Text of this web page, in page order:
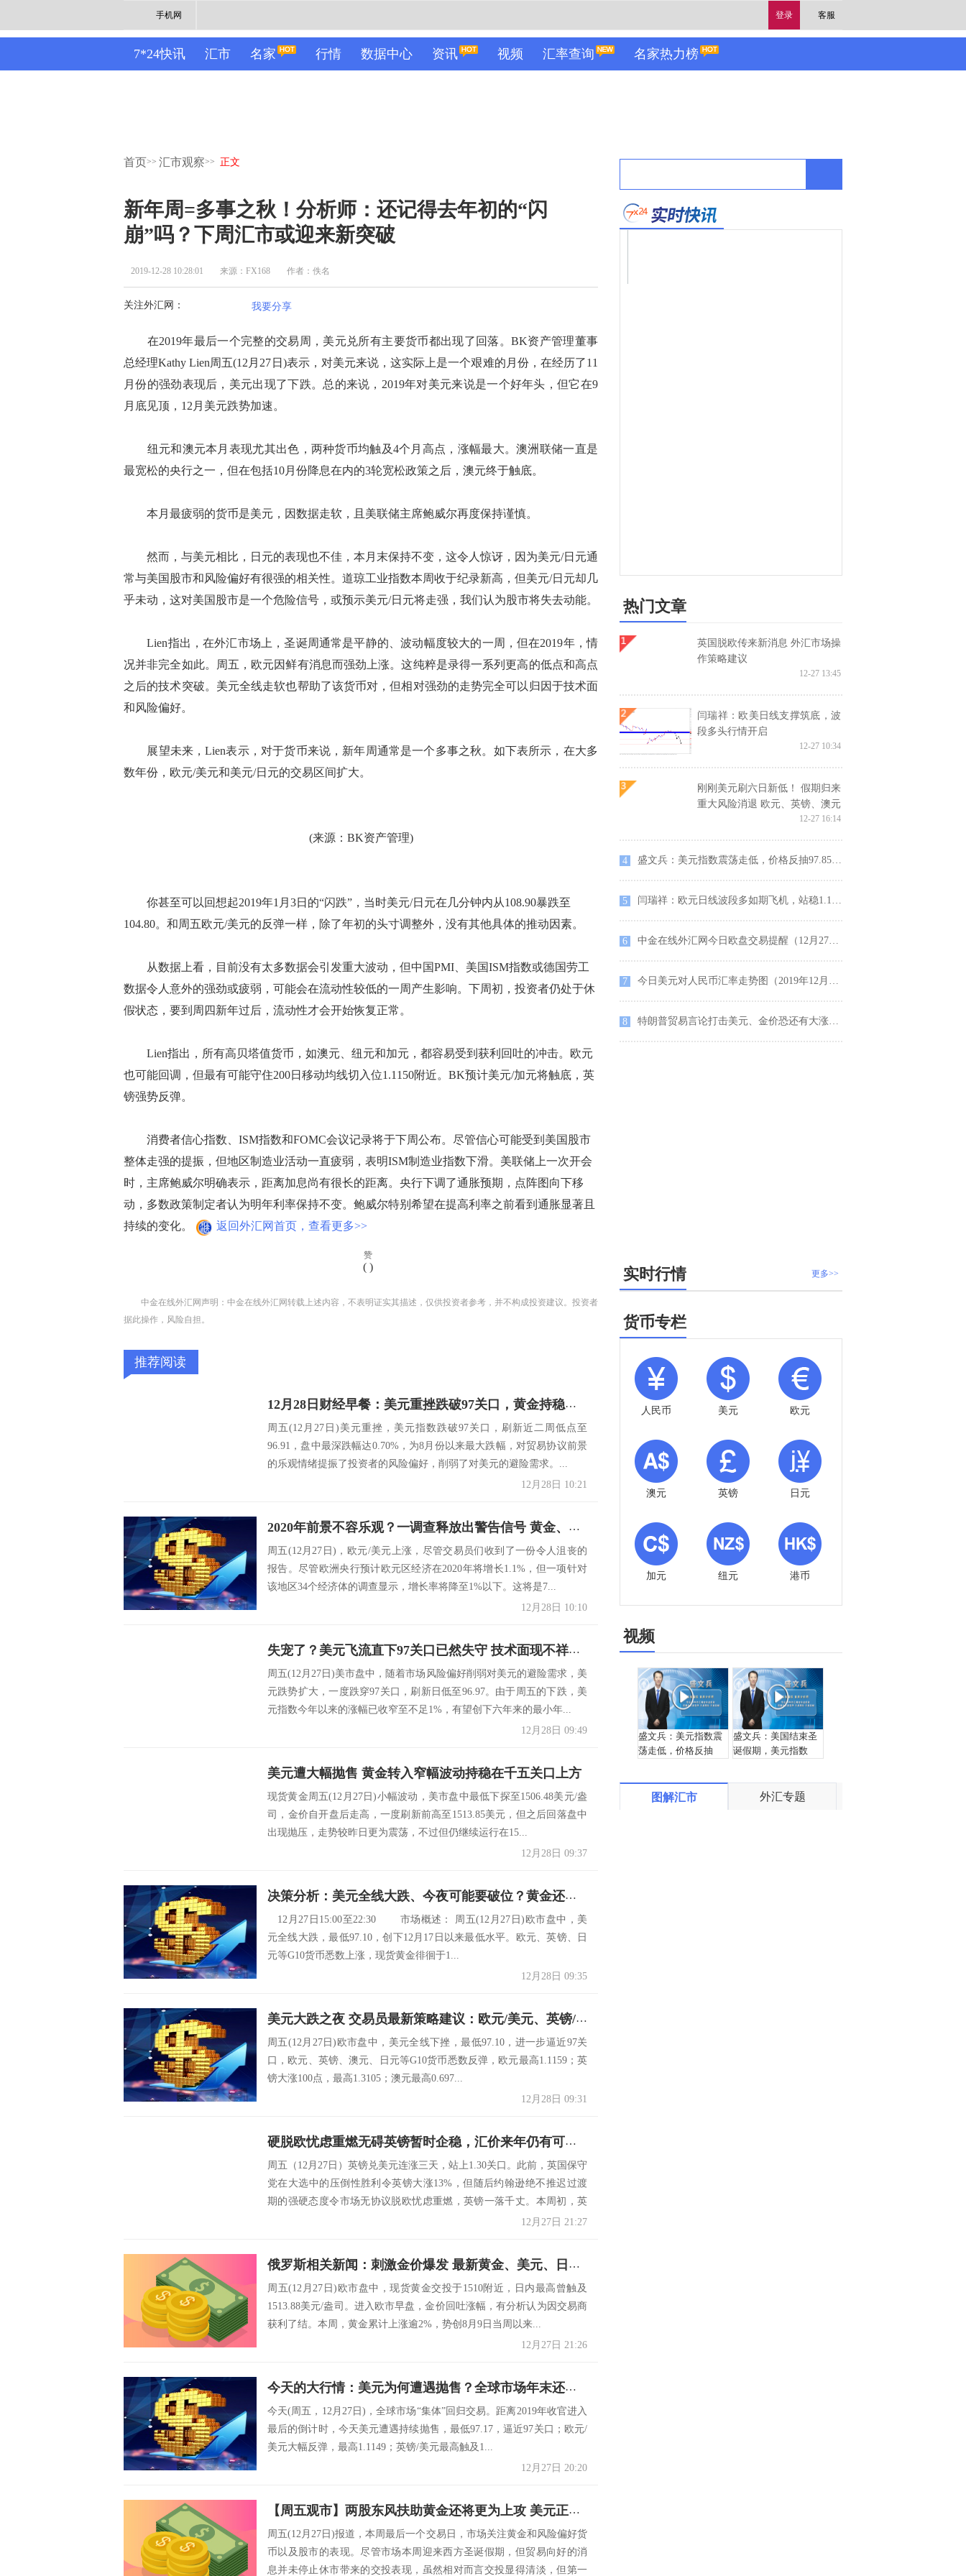
登录 客服
手机网
7*24快讯 汇市 名家 行情 数据中心 资讯 视频 汇率查询 名家热力榜
首页>> 汇市观察>> 正文
新年周=多事之秋！分析师：还记得去年初的“闪
崩”吗？下周汇市或迎来新突破
2019-12-28 10:28:01 来源：FX168 作者：佚名
关注外汇网： 我要分享
在2019年最后一个完整的交易周，美元兑所有主要货币都出现了回落。BK资产管理董事
总经理Kathy Lien周五(12月27日)表示，对美元来说，这实际上是一个艰难的月份，在经历了11
月份的强劲表现后，美元出现了下跌。总的来说，2019年对美元来说是一个好年头，但它在9
月底见顶，12月美元跌势加速。
纽元和澳元本月表现尤其出色，两种货币均触及4个月高点，涨幅最大。澳洲联储一直是
最宽松的央行之一，但在包括10月份降息在内的3轮宽松政策之后，澳元终于触底。
本月最疲弱的货币是美元，因数据走软，且美联储主席鲍威尔再度保持谨慎。
然而，与美元相比，日元的表现也不佳，本月末保持不变，这令人惊讶，因为美元/日元通
常与美国股市和风险偏好有很强的相关性。道琼工业指数本周收于纪录新高，但美元/日元却几
乎未动，这对美国股市是一个危险信号，或预示美元/日元将走强，我们认为股市将失去动能。
Lien指出，在外汇市场上，圣诞周通常是平静的、波动幅度较大的一周，但在2019年，情
况并非完全如此。周五，欧元因鲜有消息而强劲上涨。这纯粹是录得一系列更高的低点和高点
之后的技术突破。美元全线走软也帮助了该货币对，但相对强劲的走势完全可以归因于技术面
和风险偏好。
展望未来，Lien表示，对于货币来说，新年周通常是一个多事之秋。如下表所示，在大多
数年份，欧元/美元和美元/日元的交易区间扩大。
(来源：BK资产管理)
你甚至可以回想起2019年1月3日的“闪跌”，当时美元/日元在几分钟内从108.90暴跌至
104.80。和周五欧元/美元的反弹一样，除了年初的头寸调整外，没有其他具体的推动因素。
从数据上看，目前没有太多数据会引发重大波动，但中国PMI、美国ISM指数或德国劳工
数据令人意外的强劲或疲弱，可能会在流动性较低的一周产生影响。下周初，投资者仍处于休
假状态，要到周四新年过后，流动性才会开始恢复正常。
Lien指出，所有高贝塔值货币，如澳元、纽元和加元，都容易受到获利回吐的冲击。欧元
也可能回调，但最有可能守住200日移动均线切入位1.1150附近。BK预计美元/加元将触底，英
镑强势反弹。
消费者信心指数、ISM指数和FOMC会议记录将于下周公布。尽管信心可能受到美国股市
整体走强的提振，但地区制造业活动一直疲弱，表明ISM制造业指数下滑。美联储上一次开会
时，主席鲍威尔明确表示，距离加息尚有很长的距离。央行下调了通胀预期，点阵图向下移
动，多数政策制定者认为明年利率保持不变。鲍威尔特别希望在提高利率之前看到通胀显著且
持续的变化。
返回外汇网首页，查看更多>>
赞
( )
中金在线外汇网声明：中金在线外汇网转载上述内容，不表明证实其描述，仅供投资者参考，并不构成投资建议。投资者
据此操作，风险自担。
推荐阅读
12月28日财经早餐：美元重挫跌破97关口，黄金持稳于1510，油价连涨四周刷新近八个月来纪录
周五(12月27日)美元重挫，美元指数跌破97关口，刷新近二周低点至
96.91，盘中最深跌幅达0.70%，为8月份以来最大跌幅，对贸易协议前景
的乐观情绪提振了投资者的风险偏好，削弱了对美元的避险需求。...
12月28日 10:21
2020年前景不容乐观？一调查释放出警告信号 黄金、欧元、日元走势分析预测
周五(12月27日)，欧元/美元上涨，尽管交易员们收到了一份令人沮丧的
报告。尽管欧洲央行预计欧元区经济在2020年将增长1.1%，但一项针对
该地区34个经济体的调查显示，增长率将降至1%以下。这将是7...
12月28日 10:10
失宠了？美元飞流直下97关口已然失守 技术面现不祥之兆更大跌势恐一触即发
周五(12月27日)美市盘中，随着市场风险偏好削弱对美元的避险需求，美
元跌势扩大，一度跌穿97关口，刷新日低至96.97。由于周五的下跌，美
元指数今年以来的涨幅已收窄至不足1%，有望创下六年来的最小年...
12月28日 09:49
美元遭大幅抛售 黄金转入窄幅波动持稳在千五关口上方
现货黄金周五(12月27日)小幅波动，美市盘中最低下探至1506.48美元/盎
司，金价自开盘后走高，一度刷新前高至1513.85美元，但之后回落盘中
出现抛压，走势较昨日更为震荡，不过但仍继续运行在15...
12月28日 09:37
决策分析：美元全线大跌、今夜可能要破位？黄金还会有一波上攻？
12月27日15:00至22:30 市场概述： 周五(12月27日)欧市盘中，美
元全线大跌，最低97.10，创下12月17日以来最低水平。欧元、英镑、日
元等G10货币悉数上涨，现货黄金徘徊于1...
12月28日 09:35
美元大跌之夜 交易员最新策略建议：欧元/美元、英镑/美元、美元/日元、澳元/美元
周五(12月27日)欧市盘中，美元全线下挫，最低97.10，进一步逼近97关
口，欧元、英镑、澳元、日元等G10货币悉数反弹，欧元最高1.1159；英
镑大涨100点，最高1.3105；澳元最高0.697...
12月28日 09:31
硬脱欧忧虑重燃无碍英镑暂时企稳，汇价来年仍有可能涨至1.40
周五（12月27日）英镑兑美元连涨三天，站上1.30关口。此前，英国保守
党在大选中的压倒性胜利令英镑大涨13%，但随后约翰逊绝不推迟过渡
期的强硬态度令市场无协议脱欧忧虑重燃，英镑一落千丈。本周初，英
12月27日 21:27
俄罗斯相关新闻：刺激金价爆发 最新黄金、美元、日元走势预测
周五(12月27日)欧市盘中，现货黄金交投于1510附近，日内最高曾触及
1513.88美元/盎司。进入欧市早盘，金价回吐涨幅，有分析认为因交易商
获利了结。本周，黄金累计上涨逾2%，势创8月9日当周以来...
12月27日 21:26
今天的大行情：美元为何遭遇抛售？全球市场年末还有一波“狂欢”
今天(周五，12月27日)，全球市场“集体”回归交易。距离2019年收官进入
最后的倒计时，今天美元遭遇持续抛售，最低97.17，逼近97关口；欧元/
美元大幅反弹，最高1.1149；英镑/美元最高触及1...
12月27日 20:20
【周五观市】两股东风扶助黄金还将更为上攻 美元正在丢失动能前景存大跌之险
周五(12月27日)报道，本周最后一个交易日，市场关注黄金和风险偏好货
币以及股市的表现。尽管市场本周迎来西方圣诞假期，但贸易向好的消
息并未停止休市带来的交投表现，虽然相对而言交投显得清淡，但第一
热门文章
英国脱欧传来新消息 外汇市场操
作策略建议
12-27 13:45
闫瑞祥：欧美日线支撑筑底，波
段多头行情开启
12-27 10:34
刚刚美元刷六日新低！ 假期归来
重大风险消退 欧元、英镑、澳元
12-27 16:14
4 盛文兵：美元指数震荡走低，价格反抽97.85区域空
5 闫瑞祥：欧元日线波段多如期飞机，站稳1.1040还将加速
6 中金在线外汇网今日欧盘交易提醒（12月27日）
7 今日美元对人民币汇率走势图（2019年12月27日）
8 特朗普贸易言论打击美元、金价恐还有大涨行情 黄金、白银、原油、欧元、美元指数、英镑、日元及澳元最新技术前景分析
更多>>
实时行情
货币专栏
人民币 美元 欧元
澳元 英镑 日元
加元 纽元 港币
视频
盛文兵：美元指数震
荡走低，价格反抽
盛文兵：美国结束圣
诞假期，美元指数
图解汇市 外汇专题